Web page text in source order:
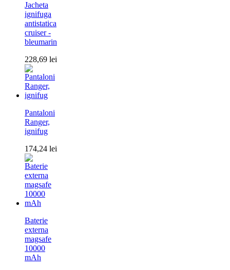
Jacheta
ignifuga
antistatica
cruiser -
bleumarin
228,69 lei
Pantaloni
Ranger,
ignifug
174,24 lei
Baterie
externa
magsafe
10000
mAh